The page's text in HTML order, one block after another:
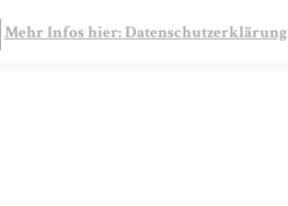
Mehr Infos hier: Datenschutzerklärung